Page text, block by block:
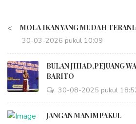
< MOLA IKAN YANG MUDAH
30-03-2026 pukul 10:09
BULAN JIHAD,PEJUANG
BARITO
30-08-2025 pukul
JANGAN MANIMPAKUL